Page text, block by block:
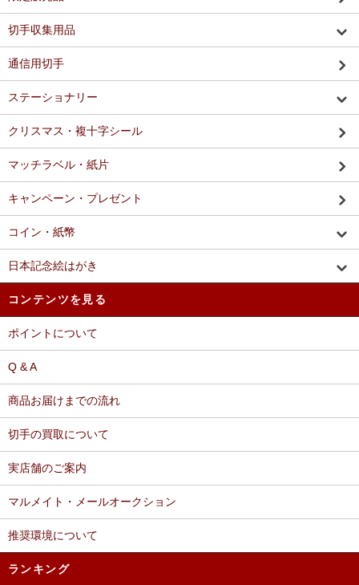
切手収集用品
通信用切手
ステーショナリー
クリスマス・複十字シール
マッチラベル・紙片
キャンペーン・プレゼント
コイン・紙幣
日本記念絵はがき
コンテンツを見る
ポイントについて
Q & A
商品お届けまでの流れ
切手の買取について
実店舗のご案内
マルメイト・メールオークション
推奨環境について
ランキング